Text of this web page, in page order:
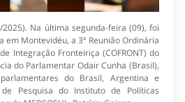
2025). Na última segunda-feira (09), foi
Montevidéu, a 3ª Reunião Ordinária
Integração Fronteiriça (COFRONT) do
do Parlamentar Odair Cunha (Brasil),
do Brasil, Argentina e
Pesquisa do Instituto de Políticas